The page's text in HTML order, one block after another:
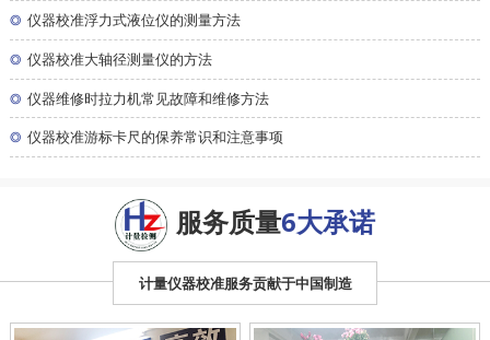
◎ 仪器校准浮力式液位仪的测量方法
◎ 仪器校准大轴径测量仪的方法
◎ 仪器维修时拉力机常见故障和维修方法
◎ 仪器校准游标卡尺的保养常识和注意事项
服务质量6大承诺
计量仪器校准服务贡献于中国制造